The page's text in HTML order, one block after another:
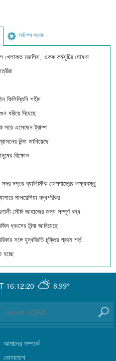
সর্বশেষ সংবাদ
খেলাফত মজলিস, একক কর্মসূচির ঘোষণা
ফিলিস্তিনি শহীদ
ধরিয়ে দিয়েছে
সরে এসেছেন ট্রাম্প
নিন্দা জানিয়েছে
বিক্ষোভ
সদর দপ্তর ব্যালিস্টিক ক্ষেপণাস্ত্রের লক্ষ্যবস্তু
মালয়েশিয়া বদ্ধপরিকর
সৌদি জাহাজের জন্য সম্পূর্ণ বন্ধ
ধ্বংসের নিন্দা জানিয়েছে
সঙ্গে যুদ্ধবিরতি চুক্তির প্রথম শর্ত
হচ্ছে
16:12:20 8.99°
আমাদের সম্পর্কে
যোগাযোগ